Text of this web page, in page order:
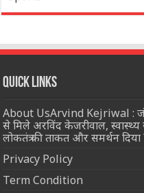
Quick Links
About UsArvind Kejriwal :
से मिले अरविंद केजरीवाल, स्वास्थ्य
लोकतंत्र की ताकत और समर्थन दिया
Privacy Policy
Term Condition